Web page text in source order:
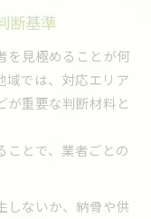
選び方
ポイント
方法について
底解説
めるチェックポ
認が重要な理由
断基準
を見極めることが何
域では、対応エリア
が重要な判断材料と
ことで、業者ごとの
しないか、納骨や供